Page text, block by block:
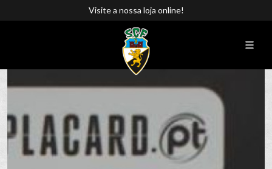
Visite a nossa loja online!